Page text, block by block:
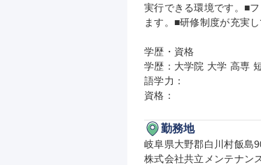
実行できる環境です。■
ます。■研修制度が充実
学歴・資格
学歴：大学院 大学 高専
語学力：
資格：
勤務地
岐阜県大野郡白川村飯島
株式会社共立メンテナン